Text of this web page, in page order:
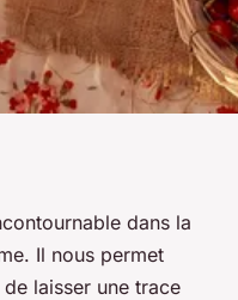
intimes
dans la
Il nous permet
laisser une trace